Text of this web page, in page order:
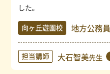
した。
向ヶ丘遊園校 地方公務員
担当講師 大石智美先生